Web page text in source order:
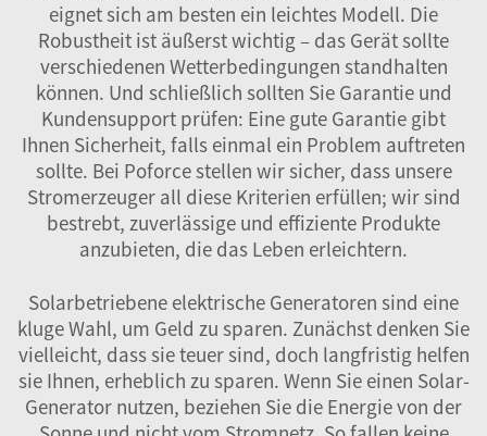
eignet sich am besten ein leichtes Modell. Die
Robustheit ist äußerst wichtig – das Gerät sollte
verschiedenen Wetterbedingungen standhalten
können. Und schließlich sollten Sie Garantie und
Kundensupport prüfen: Eine gute Garantie gibt
Ihnen Sicherheit, falls einmal ein Problem auftreten
sollte. Bei Poforce stellen wir sicher, dass unsere
Stromerzeuger all diese Kriterien erfüllen; wir sind
bestrebt, zuverlässige und effiziente Produkte
anzubieten, die das Leben erleichtern.
Solarbetriebene elektrische Generatoren sind eine
kluge Wahl, um Geld zu sparen. Zunächst denken Sie
vielleicht, dass sie teuer sind, doch langfristig helfen
sie Ihnen, erheblich zu sparen. Wenn Sie einen Solar-
Generator nutzen, beziehen Sie die Energie von der